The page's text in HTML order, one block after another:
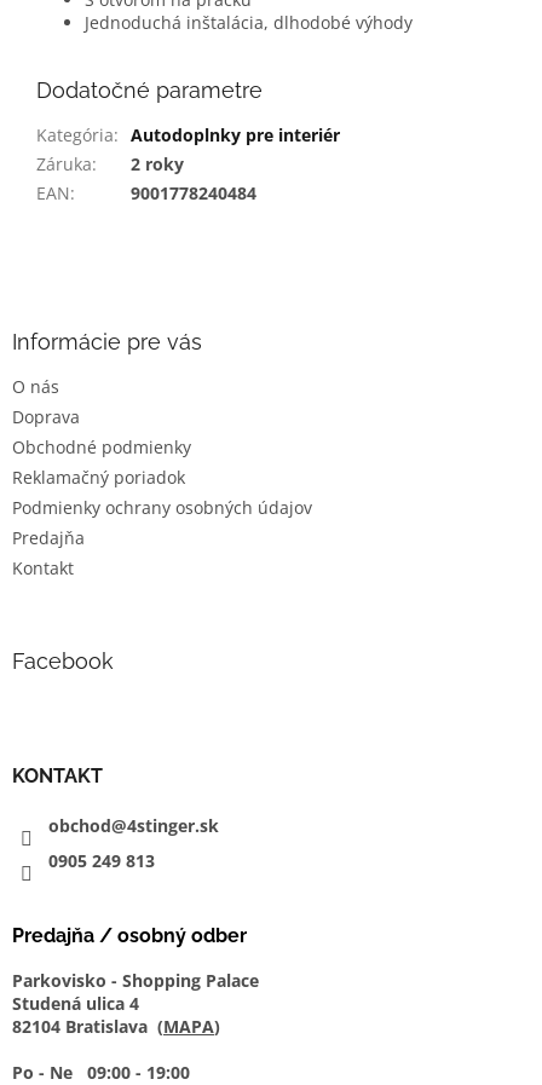
Jednoduchá inštalácia, dlhodobé výhody
Dodatočné parametre
Kategória: Autodoplnky pre interiér
Záruka:
2 roky
EAN: 9001778240484
Informácie pre vás
O nás
Doprava
Obchodné podmienky
Reklamačný poriadok
Podmienky ochrany osobných údajov
Predajňa
Kontakt
Facebook
KONTAKT
obchod@4stinger.sk
0905 249 813
Predajňa / osobný odber
Parkovisko - Shopping Palace
Studená ulica 4
82104 Bratislava (MAPA)
Po - Ne 09:00 - 19:00